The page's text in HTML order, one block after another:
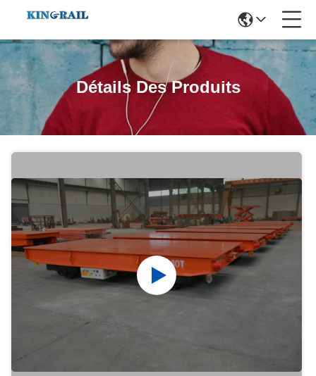
Détails Des Produits